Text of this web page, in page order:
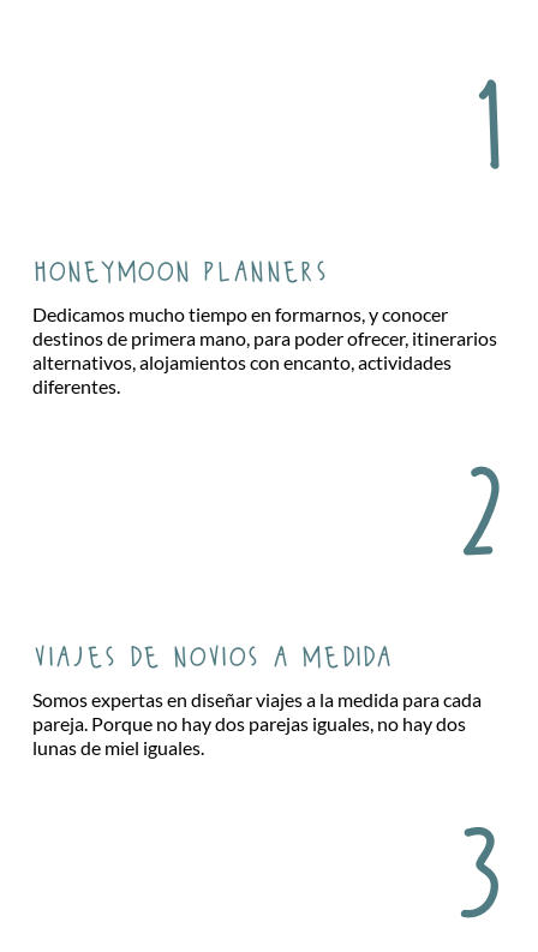
1
honeymoon planners
Dedicamos mucho tiempo en formarnos, y conocer
destinos de primera mano, para poder ofrecer, itinerarios
alternativos, alojamientos con encanto, actividades
diferentes.
2
viajes de novios a medida
Somos expertas en diseñar viajes a la medida para cada
pareja. Porque no hay dos parejas iguales, no hay dos
lunas de miel iguales.
3